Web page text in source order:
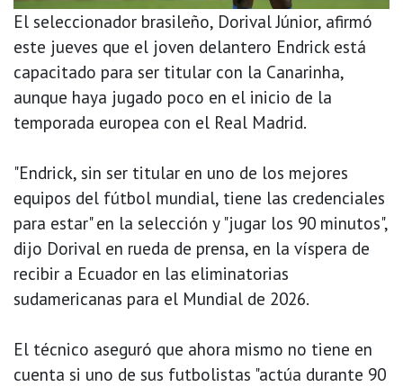
El seleccionador brasileño, Dorival Júnior, afirmó
este jueves que el joven delantero Endrick está
capacitado para ser titular con la Canarinha,
aunque haya jugado poco en el inicio de la
temporada europea con el Real Madrid.
"Endrick, sin ser titular en uno de los mejores
equipos del fútbol mundial, tiene las credenciales
para estar" en la selección y "jugar los 90 minutos",
dijo Dorival en rueda de prensa, en la víspera de
recibir a Ecuador en las eliminatorias
sudamericanas para el Mundial de 2026.
El técnico aseguró que ahora mismo no tiene en
cuenta si uno de sus futbolistas "actúa durante 90